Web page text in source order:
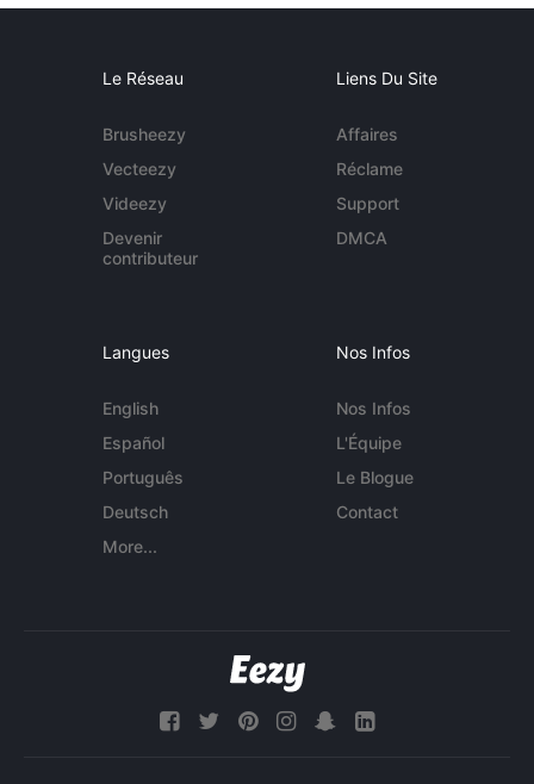
Le Réseau
Brusheezy
Vecteezy
Videezy
Devenir
contributeur
Liens Du Site
Affaires
Réclame
Support
DMCA
Langues
English
Español
Português
Deutsch
More...
Nos Infos
Nos Infos
L'Équipe
Le Blogue
Contact